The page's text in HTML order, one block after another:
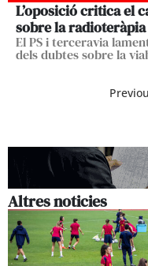
L’oposició critica el
sobre la radioteràpia
El PS i terceravia
dels dubtes sobre la
Altres noticies